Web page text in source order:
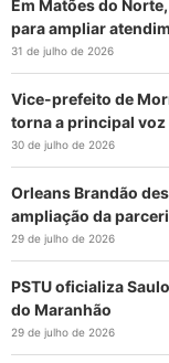
Em Matões do
para ampliar
31 de julho de 2026
Vice-prefeito de
torna a principal
30 de julho de 2026
Orleans Brandão
ampliação da
29 de julho de 2026
PSTU oficializa
do Maranhão
29 de julho de 2026